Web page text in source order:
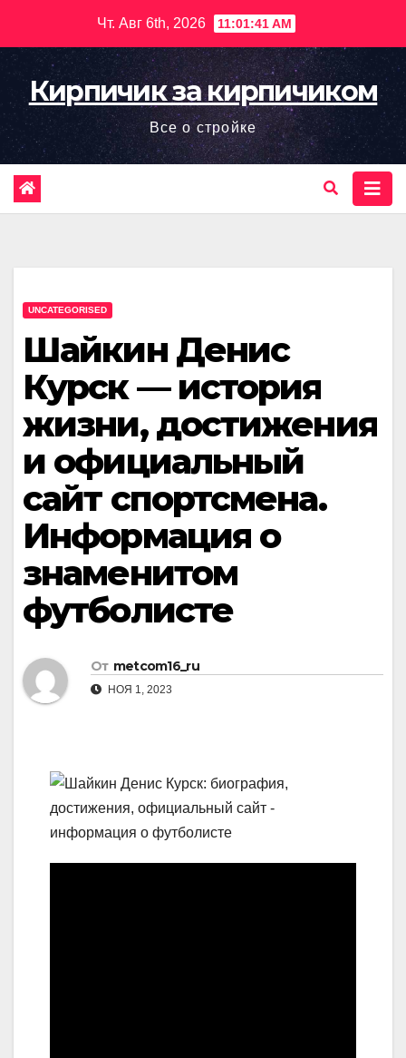
содержимому
Чт. Авг 6th, 2026 11:01:42 AM
Кирпичик за кирпичиком
Все о стройке
UNCATEGORISED
Шайкин Денис
Курск — история
жизни, достижения
и официальный
сайт спортсмена.
Информация о
знаменитом
футболисте
От metcom16_ru
НОЯ 1, 2023